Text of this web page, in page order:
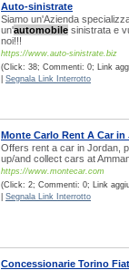
Auto-sinistrate
Siamo un'Azienda
un'automobile sinistrata e
noi!!!
https://www.auto-sinistrate.biz
(Click: 38; Commenti: 0; Link
Segnala Link Interrotto
Monte Carlo Rent A Car in
Offers rent a car in Jordan,
up/and collect cars at
https://www.montecar.com
(Click: 2; Commenti: 0; Link
Segnala Link Interrotto
Concessionarie Torino